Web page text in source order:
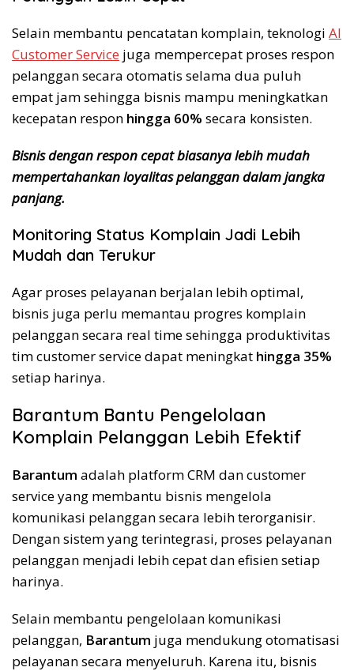
Selain membantu pencatatan komplain, teknologi AI
Customer Service juga mempercepat proses respon
pelanggan secara otomatis selama dua puluh
empat jam sehingga bisnis mampu meningkatkan
kecepatan respon hingga 60% secara konsisten.
Bisnis dengan respon cepat biasanya lebih mudah
mempertahankan loyalitas pelanggan dalam jangka
panjang.
Monitoring Status Komplain Jadi Lebih
Mudah dan Terukur
Agar proses pelayanan berjalan lebih optimal,
bisnis juga perlu memantau progres komplain
pelanggan secara real time sehingga produktivitas
tim customer service dapat meningkat hingga 35%
setiap harinya.
Barantum Bantu Pengelolaan
Komplain Pelanggan Lebih Efektif
Barantum adalah platform CRM dan customer
service yang membantu bisnis mengelola
komunikasi pelanggan secara lebih terorganisir.
Dengan sistem yang terintegrasi, proses pelayanan
pelanggan menjadi lebih cepat dan efisien setiap
harinya.
Selain membantu pengelolaan komunikasi
pelanggan, Barantum juga mendukung otomatisasi
pelayanan secara menyeluruh. Karena itu, bisnis